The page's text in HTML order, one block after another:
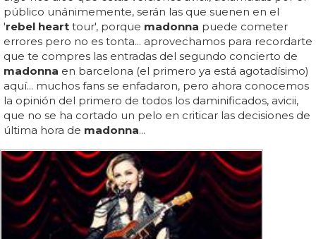
público unánimemente, serán las que suenen en el
'rebel heart tour', porque madonna puede cometer
errores pero no es tonta... aprovechamos para recordarte
que te compres las entradas del segundo concierto de
madonna en barcelona (el primero ya está agotadísimo)
aquí... muchos fans se enfadaron, pero ahora conocemos
la opinión del primero de todos los daminificados, avicii,
que no se ha cortado un pelo en criticar las decisiones de
última hora de madonna...